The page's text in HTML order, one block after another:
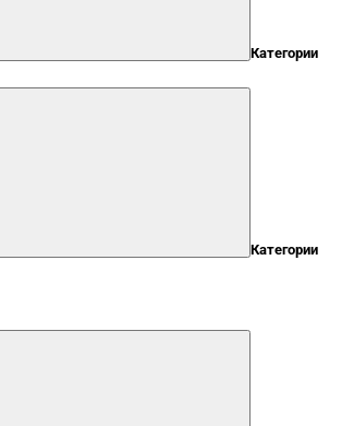
Категории
Категории